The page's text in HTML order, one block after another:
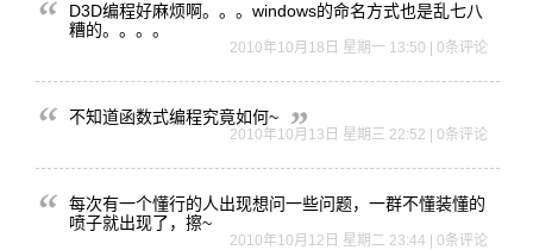
D3D编程好麻烦啊。 。。windows的命名方式也是乱七八
糟的。。。。
2010年10月18日 星期一 13:50 | 0条评论
不知道函数式编程究竟如何~
2010年10月13日 星期三 22:52 | 0条评论
每次有一个懂行的人出现想问一些问题，一群不懂装懂的
喷子就出现了，擦~
2010年10月12日 星期二 23:44 | 0条评论